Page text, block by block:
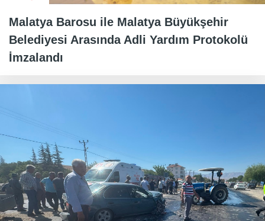
Malatya Barosu ile Malatya Büyükşehir
Belediyesi Arasında Adli Yardım Protokolü
İmzalandı